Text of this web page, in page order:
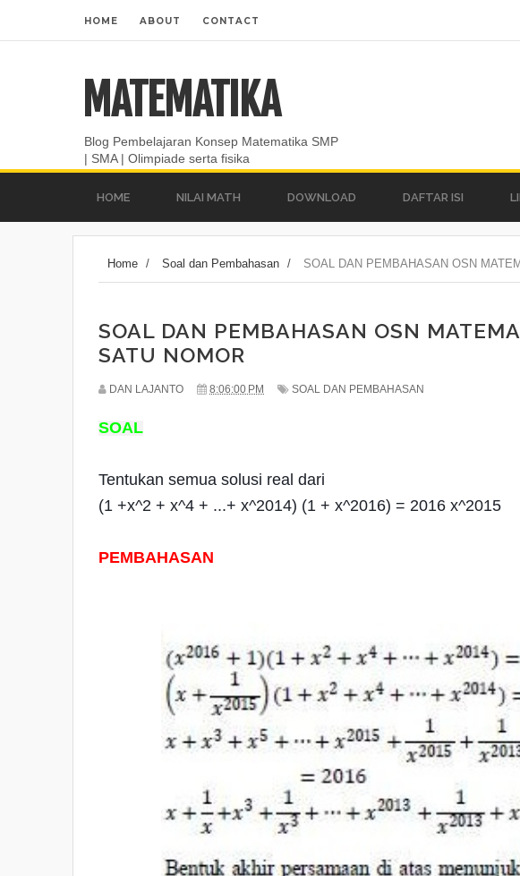
HOME ABOUT CONTACT
MATEMATIKA
Blog Pembelajaran Konsep Matematika SMP
| SMA | Olimpiade serta fisika
HOME NILAI MATH DOWNLOAD DAFTAR ISI
Home / Soal dan Pembahasan / SOAL DAN PEMBAHASAN OSN
SOAL DAN PEMBAHASAN OSN
SATU NOMOR
DAN LAJANTO 8:06:00 PM SOAL DAN PEMBAHASAN
SOAL
Tentukan semua solusi real dari
(1 +x^2 + x^4 + ...+ x^2014) (1 + x^2016) = 2016 x^2015
PEMBAHASAN